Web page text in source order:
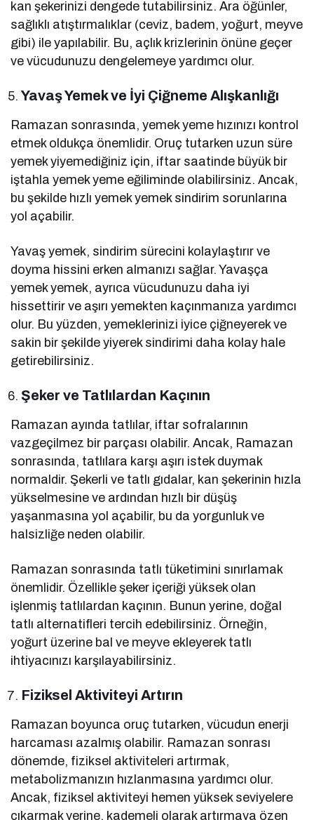
kan şekerinizi dengede tutabilirsiniz. Ara öğünler,
sağlıklı atıştırmalıklar (ceviz, badem, yoğurt, meyve
gibi) ile yapılabilir. Bu, açlık krizlerinin önüne geçer
ve vücudunuzu dengelemeye yardımcı olur.
Yavaş Yemek ve İyi Çiğneme Alışkanlığı
Ramazan sonrasında, yemek yeme hızınızı kontrol
etmek oldukça önemlidir. Oruç tutarken uzun süre
yemek yiyemediğiniz için, iftar saatinde büyük bir
iştahla yemek yeme eğiliminde olabilirsiniz. Ancak,
bu şekilde hızlı yemek yemek sindirim sorunlarına
yol açabilir.
Yavaş yemek, sindirim sürecini kolaylaştırır ve
doyma hissini erken almanızı sağlar. Yavaşça
yemek yemek, ayrıca vücudunuzu daha iyi
hissettirir ve aşırı yemekten kaçınmanıza yardımcı
olur. Bu yüzden, yemeklerinizi iyice çiğneyerek ve
sakin bir şekilde yiyerek sindirimi daha kolay hale
getirebilirsiniz.
Şeker ve Tatlılardan Kaçının
Ramazan ayında tatlılar, iftar sofralarının
vazgeçilmez bir parçası olabilir. Ancak, Ramazan
sonrasında, tatlılara karşı aşırı istek duymak
normaldir. Şekerli ve tatlı gıdalar, kan şekerinin hızla
yükselmesine ve ardından hızlı bir düşüş
yaşanmasına yol açabilir, bu da yorgunluk ve
halsizliğe neden olabilir.
Ramazan sonrasında tatlı tüketimini sınırlamak
önemlidir. Özellikle şeker içeriği yüksek olan
işlenmiş tatlılardan kaçının. Bunun yerine, doğal
tatlı alternatifleri tercih edebilirsiniz. Örneğin,
yoğurt üzerine bal ve meyve ekleyerek tatlı
ihtiyacınızı karşılayabilirsiniz.
Fiziksel Aktiviteyi Artırın
Ramazan boyunca oruç tutarken, vücudun enerji
harcaması azalmış olabilir. Ramazan sonrası
dönemde, fiziksel aktiviteleri artırmak,
metabolizmanızın hızlanmasına yardımcı olur.
Ancak, fiziksel aktiviteyi hemen yüksek seviyelere
çıkarmak yerine, kademeli olarak artırmaya özen